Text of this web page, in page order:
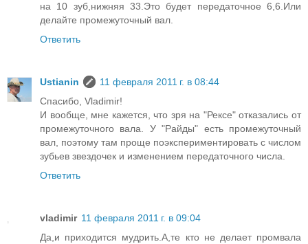
на 10 зуб,нижняя 33.Это будет передаточное 6,6.Или
делайте промежуточный вал.
Ответить
Ustianin
11 февраля 2011 г. в 08:44
Спасибо, Vladimir!
И вообще, мне кажется, что зря на "Рексе" отказались от
промежуточного вала. У "Райды" есть промежуточный
вал, поэтому там проще поэкспериментировать с числом
зубьев звездочек и изменением передаточного числа.
Ответить
vladimir 11 февраля 2011 г. в 09:04
Да,и приходится мудрить.А,те кто не делает промвала